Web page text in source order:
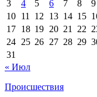
3
4 5 6 7 8
9
10 11 12 13 14 15
17 18 19 20 21 22
24 25 26 27 28 29
31
« Июл
Происшествия